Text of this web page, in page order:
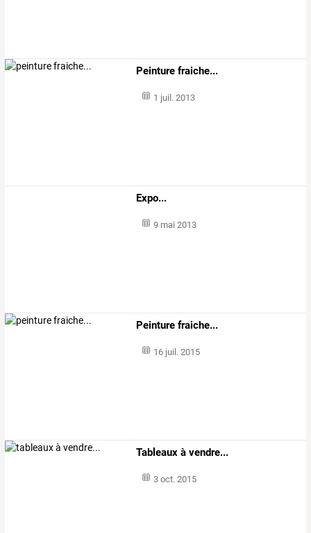
Peinture fraiche...
1 juil. 2013
Expo...
9 mai 2013
Peinture fraiche...
16 juil. 2015
Tableaux à vendre...
3 oct. 2015